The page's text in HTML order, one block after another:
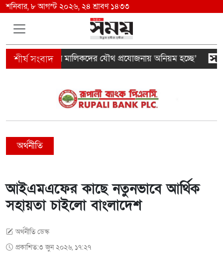
শনিবার, ৮ আগস্ট ২০২৬, ২৪ শ্রাবণ ১৪৩৩
ও ভবন মালিকদের যৌথ প্রযোজনায় অনিয়ম হচ্ছে’
অর্থনীতি
আইএমএফের কাছে নতুনভাবে আর্থিক
সহায়তা চাইলো বাংলাদেশ
অর্থনীতি ডেস্ক
প্রকাশিত:৩ জুন ২০২৬, ১৭:২৭